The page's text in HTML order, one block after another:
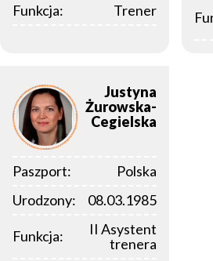
Funkcja:
Trener
Justyna
Żurowska-
Cegielska
Paszport:
Polska
Urodzony:
08.03.1985
Funkcja:
II Asystent
trenera